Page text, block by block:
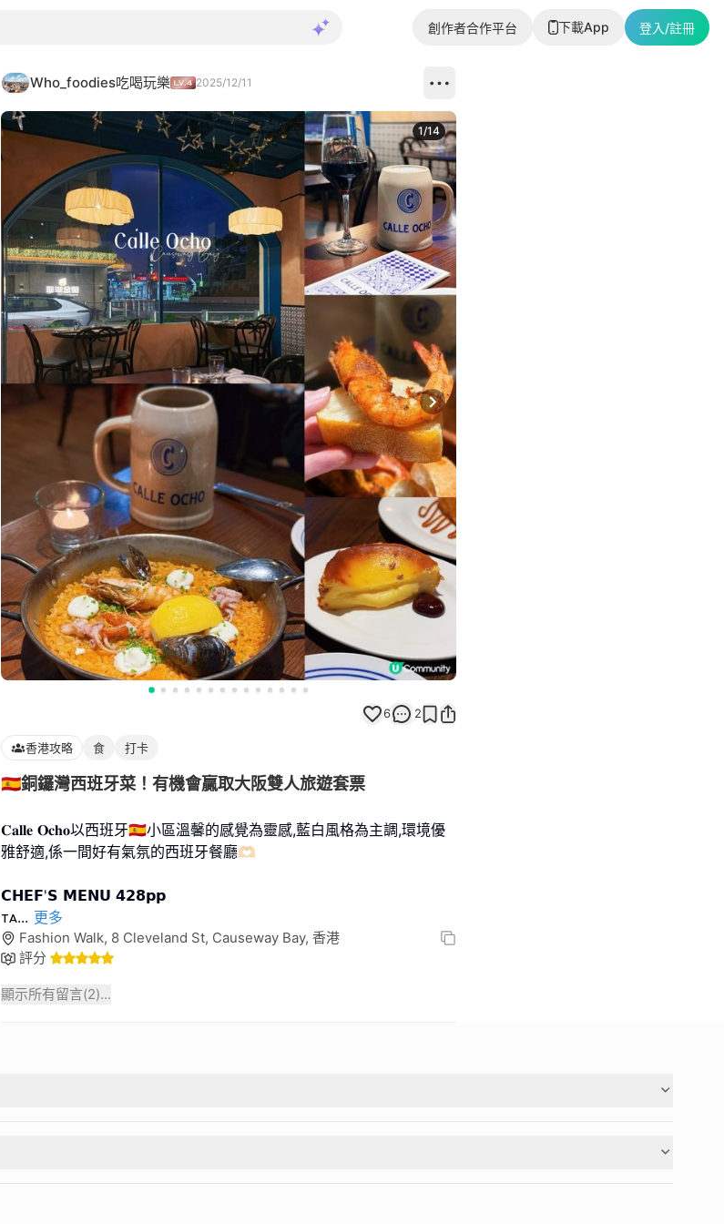
創作者合作平台 下載App 登入/註冊
Who_foodies吃喝玩樂 2025/12/11
Next slide
1/14
6 2
香港攻略 食 打卡
🇪🇸銅鑼灣西班牙菜！有機會贏取大阪雙人旅遊套票
𝐂𝐚𝐥𝐥𝐞 𝐎𝐜𝐡𝐨以西班牙🇪🇸小區溫馨的感覺為靈感,藍白風格為主調,環境優
雅舒適,係一間好有氣氛的西班牙餐廳🫶🏻
𝗖𝗛𝗘𝗙'𝗦 𝗠𝗘𝗡𝗨 𝟰𝟮𝟴𝗽𝗽
ᴛᴀ... 更多
Fashion Walk, 8 Cleveland St, Causeway Bay, 香港
評分
顯示所有留言(2)...